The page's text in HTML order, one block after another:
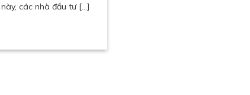
các nhà đầu tư [...]